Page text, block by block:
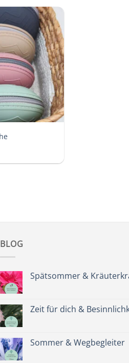
Auf die
Wunschliste
BLOG
Spätsommer &
Spätsommer
&
Zeit für dich &
Zeit
für
Sommer & Wegbegleiter